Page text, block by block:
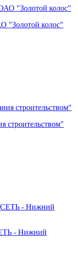
"Золотой колос"
- Нижний